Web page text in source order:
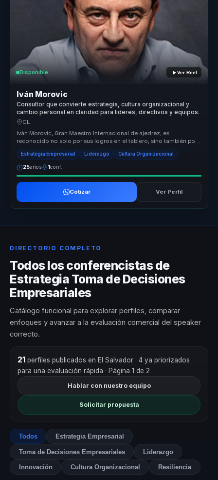
Disponible Ver Reel
Iván Morovic
Consultor que convierte estrategia, cultura organizacional y
cambio personal en claridad para lideres, directivos y equipos.
CL
Iván Morovic, Gran Maestro Internacional de ajedrez, es
reconocido no solo por sus logros en el tablero, sino también por
su capacidad pa...
Estrategia Empresarial Liderazgo Cultura Organizacional
25años 1conf.
Cotizar Ver Perfil
DIRECTORIO COMPLETO
Todos los conferencistas de
Estrategia Toma de Decisiones
Empresariales
Catálogo funcional para explorar perfiles, comparar
enfoques y avanzar a la evaluación comercial del speaker
correcto.
21 perfiles publicados en El Salvador · 4 ya priorizados
para una evaluación rápida · Página 1 de 2
Hablar con nuestro equipo
Solicitar propuesta
Todos Estrategia Empresarial
Toma de Decisiones Empresariales Liderazgo
Innovación Cultura Organizacional Resiliencia